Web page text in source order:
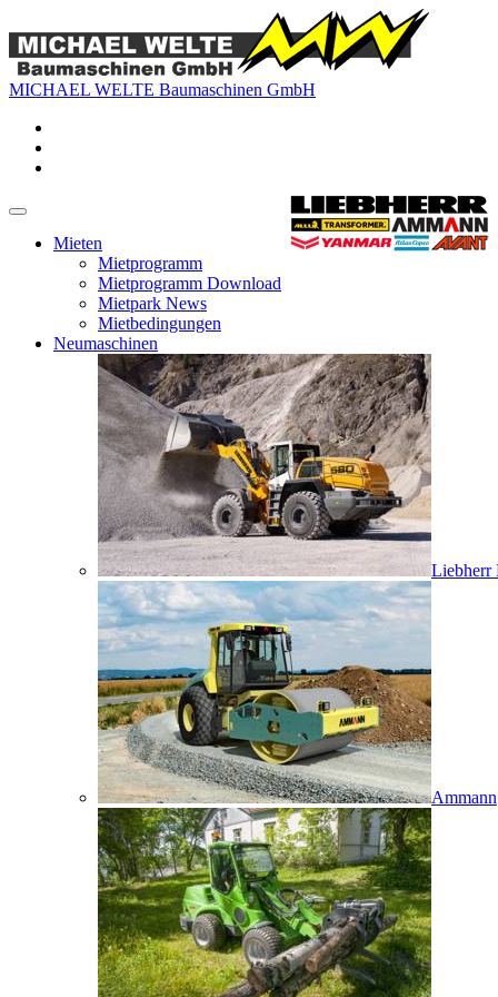
MICHAEL WELTE Baumaschinen GmbH
Mieten
Mietprogramm
Mietprogramm Download
Mietpark News
Mietbedingungen
Neumaschinen
Liebherr
Ammann